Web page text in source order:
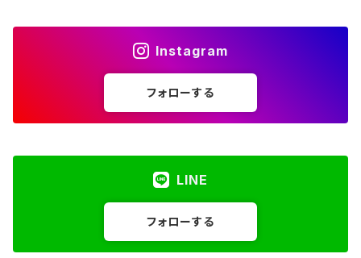
Instagram
フォローする
LINE
フォローする